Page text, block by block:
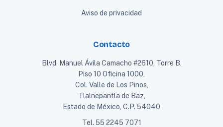
Aviso de privacidad
Contacto
Blvd. Manuel Ávila Camacho #2610, Torre B,
Piso 10 Oficina 1000,
Col. Valle de Los Pinos,
Tlalnepantla de Baz,
Estado de México, C.P. 54040
Tel. 55 2245 7071